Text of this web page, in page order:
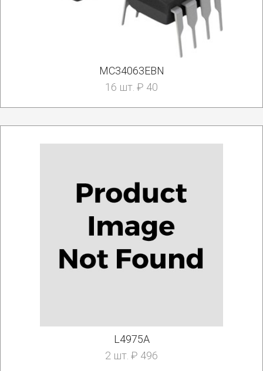
MC34063EBN
16 шт. ₽ 40
L4975A
2 шт. ₽ 496